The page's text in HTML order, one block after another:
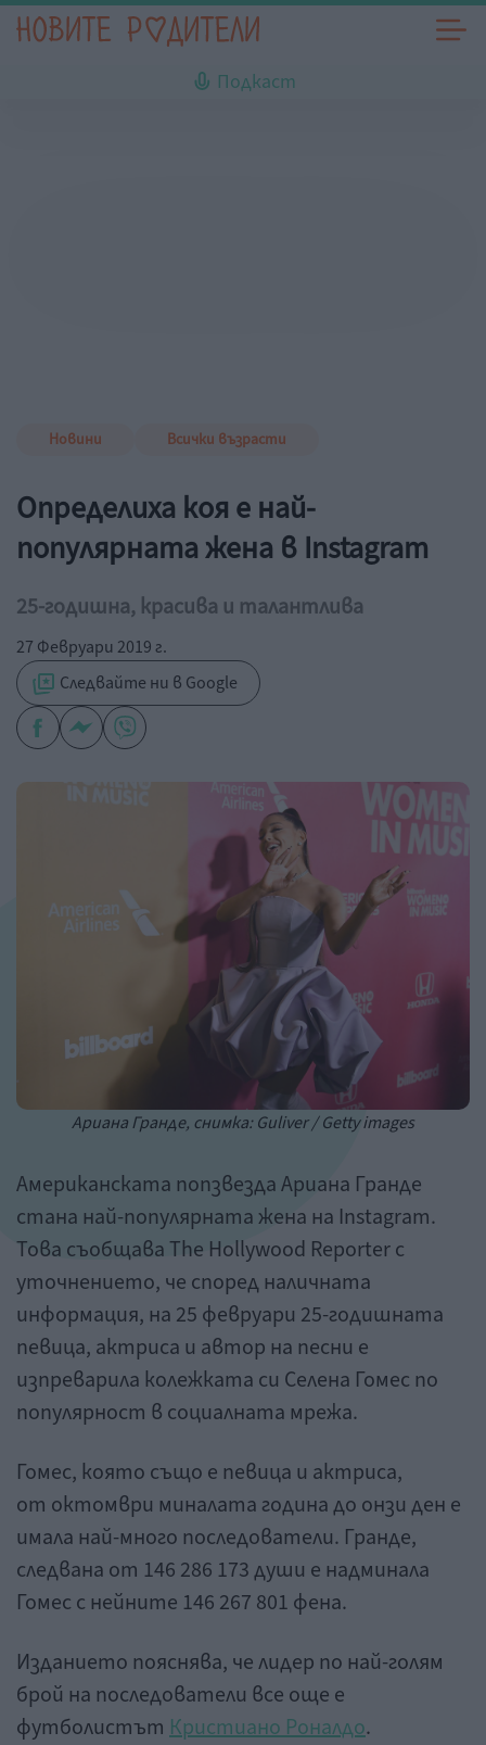
Подкаст
Новини Всички възрасти
Определиха коя е най-
популярната жена в Instagram
25-годишна, красива и талантлива
27 Февруари 2019 г.
Следвайте ни в Google
Ариана Гранде, снимка: Guliver / Getty images
Американската попзвезда Ариана Гранде
стана най-популярната жена на Instagram.
Това съобщава The Hollywood Reporter с
уточнението, че според наличната
информация, на 25 февруари 25-годишната
певица, актриса и автор на песни е
изпреварила колежката си Селена Гомес по
популярност в социалната мрежа.
Гомес, която също е певица и актриса,
от октомври миналата година до онзи ден е
имала най-много последователи. Гранде,
следвана от 146 286 173 души е надминала
Гомес с нейните 146 267 801 фена.
Изданието пояснява, че лидер по най-голям
брой на последователи все още е
футболистът Кристиано Роналдо.